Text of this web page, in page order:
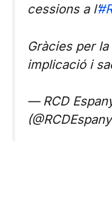
cessions a l’
Gràcies per
implicació i
— RCD